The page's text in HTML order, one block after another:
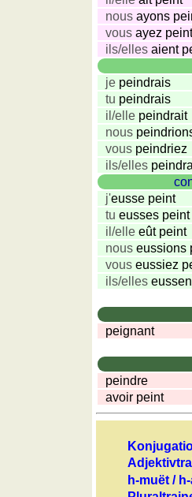
nous ayons
vous ayez peint
ils/elles aient
je peindrais
tu peindrais
il/elle peindrait
nous
vous peindriez
ils/elles
j'eusse peint
tu eusses peint
il/elle eût peint
nous eussions
vous eussiez
ils/elles
peignant
peindre
avoir peint
h-muët /